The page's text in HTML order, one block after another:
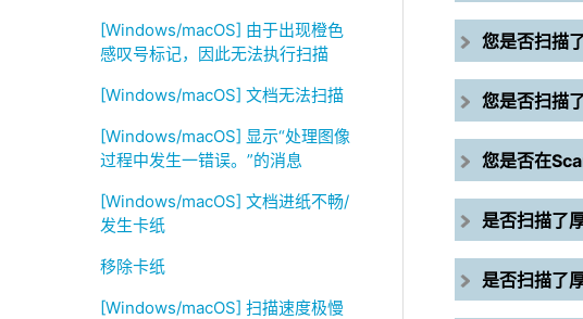
[Windows/macOS] 由于出现橙色
感叹号标记，因此无法执行扫描
[Windows/macOS] 文档无法扫描
[Windows/macOS] 显示“处理图像
过程中发生一错误。”的消息
[Windows/macOS] 文档进纸不畅/
发生卡纸
移除卡纸
[Windows/macOS] 扫描速度极慢
您是否扫描
您是否扫描
您是否在
是否扫描了
是否扫描了